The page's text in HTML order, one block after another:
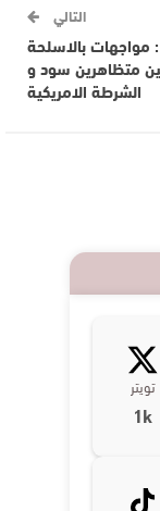
التالي
مواجهات بالاسلحة
بين متظاهرين سود و
الشرطة الامريكية
تويتر
1k